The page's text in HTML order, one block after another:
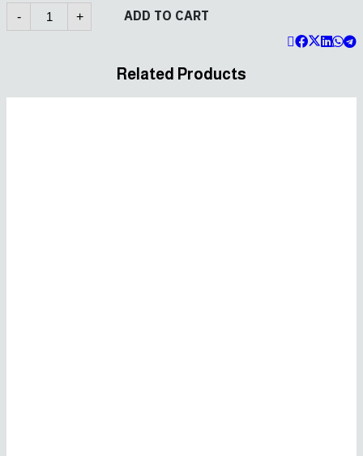
-
B490
quantity
+ ADD TO CART
Related Products